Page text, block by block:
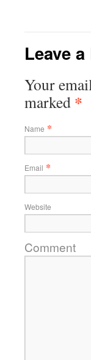
Leave
Your
marked *
Name *
Email *
Website
Comment